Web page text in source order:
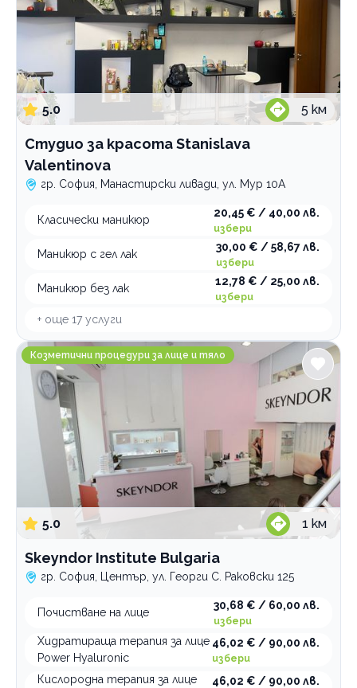
5.0 5 км
Студио за красота Stanislava
Valentinova
гр. София, Манастирски ливади, ул. Мур 10А
Класически маникюр
20,45 € / 40,00 лв.
избери
Маникюр с гел лак
30,00 € / 58,67 лв.
избери
Маникюр без лак
12,78 € / 25,00 лв.
избери
+ още 17 услуги
Skeyndor Institute Bulgaria
Козметични процедури за лице и тяло
5.0 1 км
Skeyndor Institute Bulgaria
гр. София, Център, ул. Георги С. Раковски 125
Почистване на лице
30,68 € / 60,00 лв.
избери
Хидратираща терапия за лице
Power Hyaluronic
46,02 € / 90,00 лв.
избери
Кислородна терапия за лице
46,02 € / 90,00 лв.